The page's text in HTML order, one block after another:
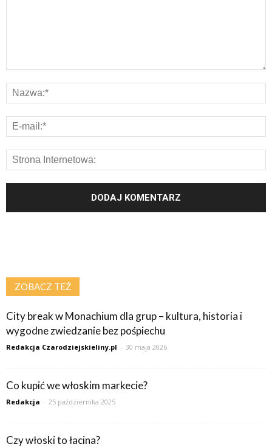
ZOBACZ TEŻ
City break w Monachium dla grup – kultura, historia i
wygodne zwiedzanie bez pośpiechu
Redakcja Czarodziejskieliny.pl - 30 maja 2026
Co kupić we włoskim markecie?
Redakcja - 25 października 2025
Czy włoski to łacina?